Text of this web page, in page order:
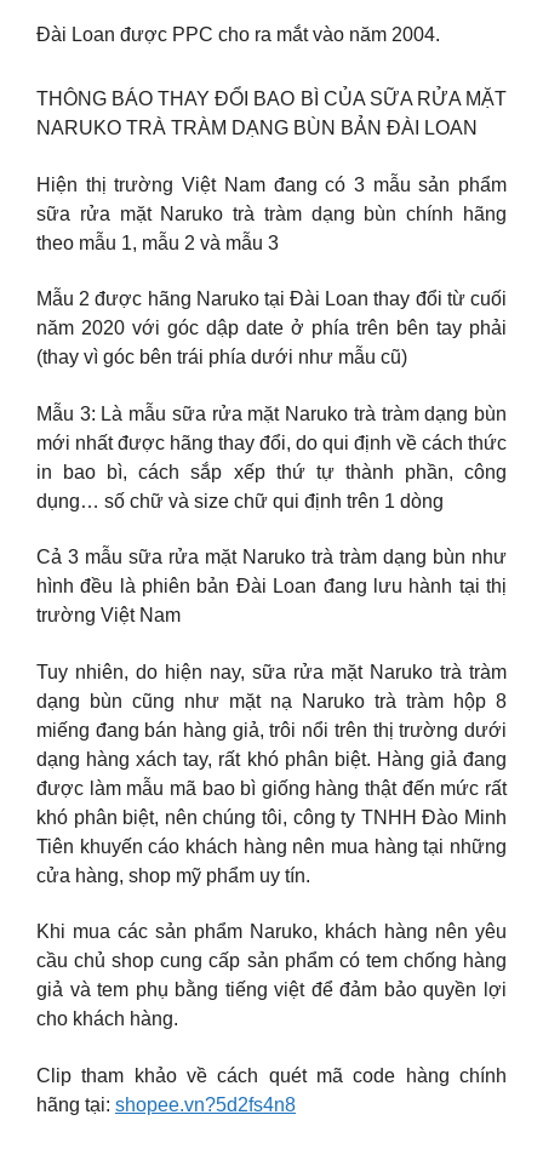
Đài Loan được PPC cho ra mắt vào năm 2004.
THÔNG BÁO THAY ĐỔI BAO BÌ CỦA SỮA RỬA MẶT
NARUKO TRÀ TRÀM DẠNG BÙN BẢN ĐÀI LOAN
Hiện thị trường Việt Nam đang có 3 mẫu sản phẩm
sữa rửa mặt Naruko trà tràm dạng bùn chính hãng
theo mẫu 1, mẫu 2 và mẫu 3
Mẫu 2 được hãng Naruko tại Đài Loan thay đổi từ cuối
năm 2020 với góc dập date ở phía trên bên tay phải
(thay vì góc bên trái phía dưới như mẫu cũ)
Mẫu 3: Là mẫu sữa rửa mặt Naruko trà tràm dạng bùn
mới nhất được hãng thay đổi, do qui định về cách thức
in bao bì, cách sắp xếp thứ tự thành phần, công
dụng… số chữ và size chữ qui định trên 1 dòng
Cả 3 mẫu sữa rửa mặt Naruko trà tràm dạng bùn như
hình đều là phiên bản Đài Loan đang lưu hành tại thị
trường Việt Nam
Tuy nhiên, do hiện nay, sữa rửa mặt Naruko trà tràm
dạng bùn cũng như mặt nạ Naruko trà tràm hộp 8
miếng đang bán hàng giả, trôi nổi trên thị trường dưới
dạng hàng xách tay, rất khó phân biệt. Hàng giả đang
được làm mẫu mã bao bì giống hàng thật đến mức rất
khó phân biệt, nên chúng tôi, công ty TNHH Đào Minh
Tiên khuyến cáo khách hàng nên mua hàng tại những
cửa hàng, shop mỹ phẩm uy tín.
Khi mua các sản phẩm Naruko, khách hàng nên yêu
cầu chủ shop cung cấp sản phẩm có tem chống hàng
giả và tem phụ bằng tiếng việt để đảm bảo quyền lợi
cho khách hàng.
Clip tham khảo về cách quét mã code hàng chính
hãng tại: shopee.vn?5d2fs4n8